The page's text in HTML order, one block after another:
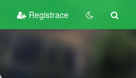
Registrace